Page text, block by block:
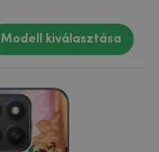
Modell kiválasztása